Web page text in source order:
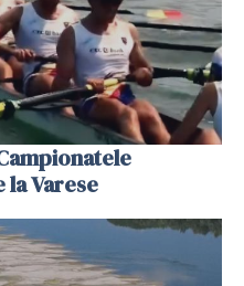
Varese